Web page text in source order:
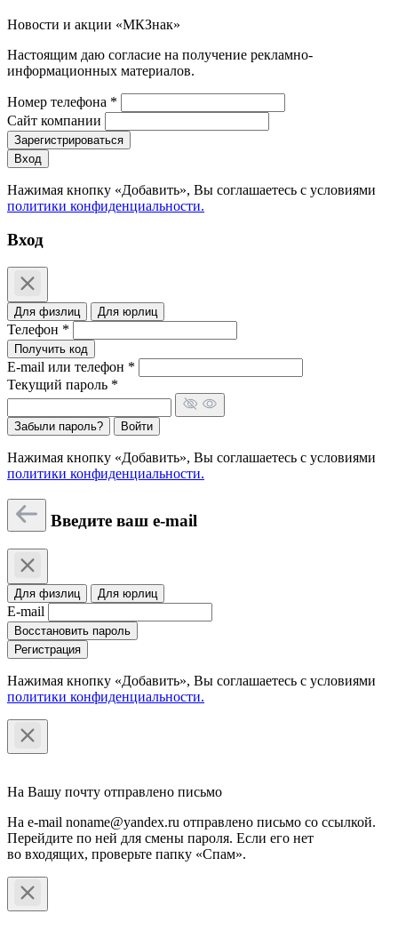
Новости и акции «МКЗнак»
Настоящим даю согласие на получение рекламно-
информационных материалов.
Номер телефона *
Сайт компании
Зарегистрироваться
Вход
Нажимая кнопку «Добавить», Вы соглашаетесь c условиями
политики конфиденциальности.
Вход
Для физлиц Для юрлиц
Телефон *
Получить код
E-mail или телефон *
Текущий пароль *
Забыли пароль? Войти
Нажимая кнопку «Добавить», Вы соглашаетесь c условиями
политики конфиденциальности.
Введите ваш e-mail
Для физлиц Для юрлиц
E-mail
Восстановить пароль
Регистрация
Нажимая кнопку «Добавить», Вы соглашаетесь c условиями
политики конфиденциальности.
На Вашу почту отправлено письмо
На e-mail noname@yandex.ru отправлено письмо со ссылкой.
Перейдите по ней для смены пароля. Если его нет
во входящих, проверьте папку «Спам».